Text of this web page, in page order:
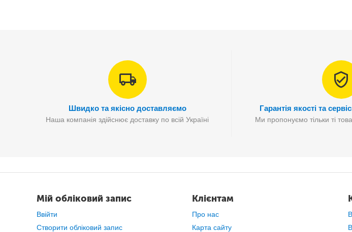
Газова плитаDomotec MS-6606- просте, бюджетне рішення, колине
Швидко та якісно доставляємо
Наша компанія здійснює доставку по всій Україні
Гарантія якості та
Ми пропонуємо тільки ті
Мій обліковий запис
Ввійти
Створити обліковий запис
Клієнтам
Про нас
Карта сайту